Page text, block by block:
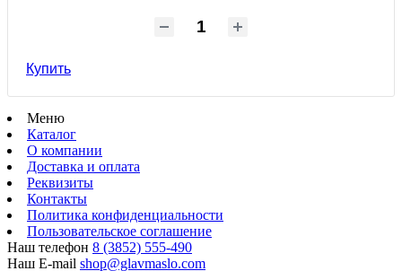
Купить
Меню
Каталог
О компании
Доставка и оплата
Реквизиты
Контакты
Политика конфиденциальности
Пользовательское соглашение
Наш телефон 8 (3852) 555-490
Наш E-mail shop@glavmaslo.com